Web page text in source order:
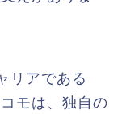
リアである
モは、独自の